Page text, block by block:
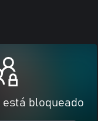
está bloqueado